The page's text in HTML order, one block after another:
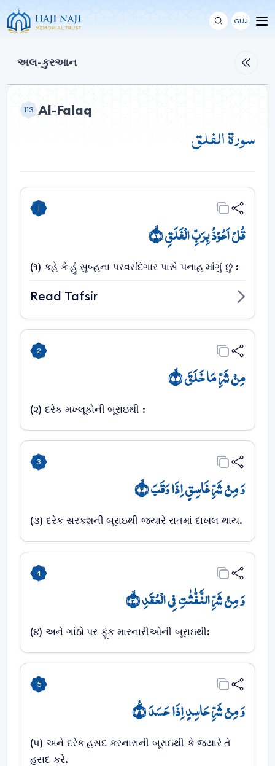
GUJ
અલ-કુરઆન
113 Al-Falaq
سورة الفلق
1
قُلۡ اَعُوۡذُ بِرَبِّ الۡفَلَقِ ۙ﴿۱﴾
(૧) કહે કે હું સુબ્હના પરવરદિગાર પાસે પનાહ માંગું છું :
Read Tafsir
2
مِنۡ شَرِّ مَا خَلَقَ ۙ﴿۲﴾
(૨) દરેક મખ્લૂકોની બૂરાઇથી :
3
وَ مِنۡ شَرِّ غَاسِقٍ اِذَا وَقَبَ ۙ﴿۳﴾
(૩) દરેક સરકશની બૂરાઇથી જ્યારે રાતમાં દાખલ થાય.
4
وَ مِنۡ شَرِّ النَّفّٰثٰتِ فِی الۡعُقَدِ ۙ﴿۴﴾
(૪) અને ગાંઠો પર ફૂંક મારનારીઓની બૂરાઇથી:
5
وَ مِنۡ شَرِّ حَاسِدٍ اِذَا حَسَدَ ٪﴿۵﴾
(૫) અને દરેક હસદ કરનારાની બૂરાઇથી કે જ્યારે તે
હસદ કરે.